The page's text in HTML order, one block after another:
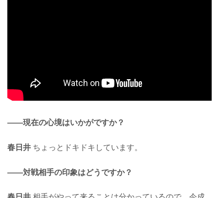
——現在の心境はいかがですか？
春日井 ちょっとドキドキしています。
——対戦相手の印象はどうですか？